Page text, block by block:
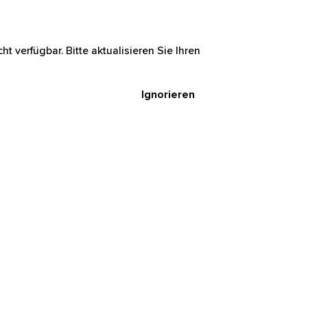
verfügbar. Bitte aktualisieren Sie Ihren
Ignorieren